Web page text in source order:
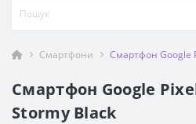
Смартфони Смартфон Google
Смартфон Google
Stormy Black